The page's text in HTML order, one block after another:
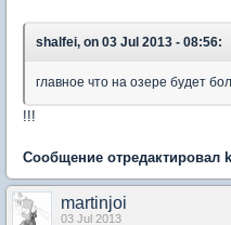
shalfei, on 03 Jul 2013 - 08:56:
главное что на озере будет
!!!
Сообщение отредактировал
martinjoi
03 Jul 2013